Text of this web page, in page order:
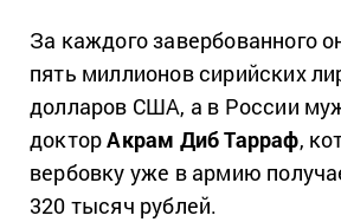
За каждого завербованного
пять миллионов сирийских
долларов США, а в России
докторАкрам Диб Тарраф,
вербовку уже в армию
320 тысяч рублей.